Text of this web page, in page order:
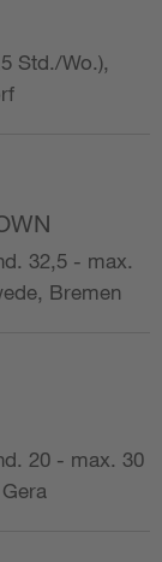
Std./Wo.),
32,5 - max.
Bremen
20 - max. 30